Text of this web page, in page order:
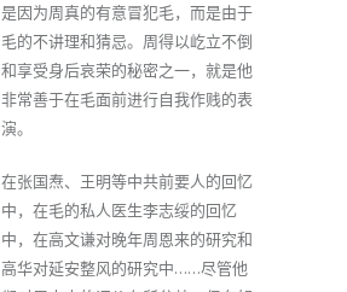
是因为周真的有意冒犯毛，而是由于
毛的不讲理和猜忌。周得以屹立不倒
和享受身后哀荣的秘密之一，就是他
非常善于在毛面前进行自我作贱的表
演。
在张国焘、王明等中共前要人的回忆
中，在毛的私人医生李志绥的回忆
中，在高文谦对晚年周恩来的研究和
高华对延安整风的研究中……尽管他